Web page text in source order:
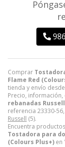
Comprar
Flame Red
tienda y envío desde
Precio,
rebanadas
referencia 23330-
Russell (5).
Encuentra
Tostadora para
(Colours Plus+) en